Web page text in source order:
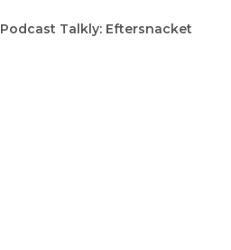
Podcast Talkly: Eftersnacket